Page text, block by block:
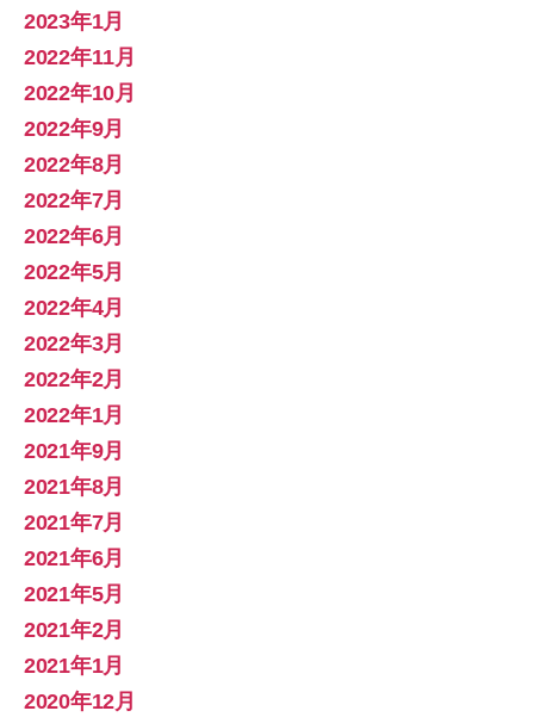
2023年1月
2022年11月
2022年10月
2022年9月
2022年8月
2022年7月
2022年6月
2022年5月
2022年4月
2022年3月
2022年2月
2022年1月
2021年9月
2021年8月
2021年7月
2021年6月
2021年5月
2021年2月
2021年1月
2020年12月